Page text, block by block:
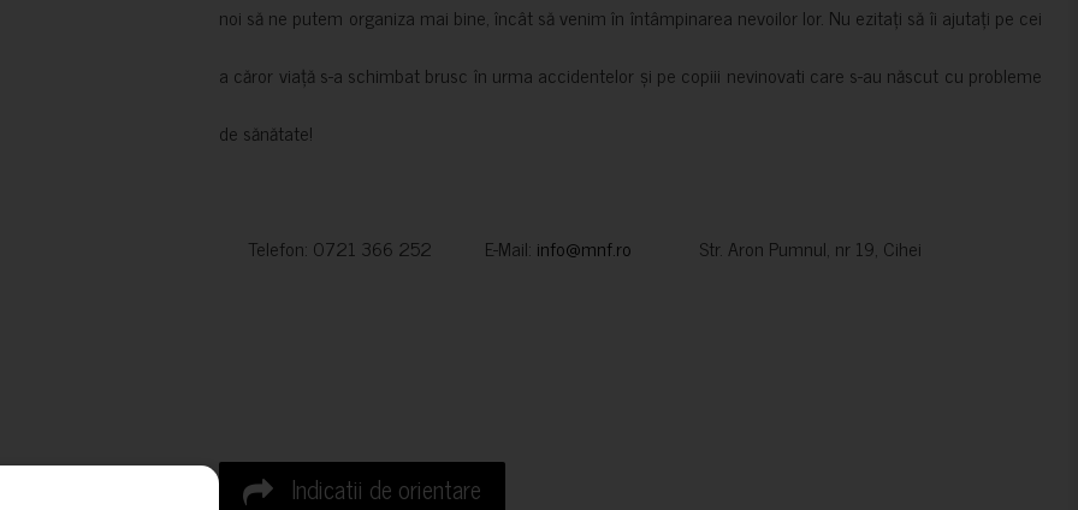
noi să ne putem organiza mai bine, încât să venim în întâmpinarea nevoilor lor. Nu ezitați să îi ajutați pe cei
a căror viață s-a schimbat brusc în urma accidentelor și pe copiii nevinovati care s-au născut cu probleme
de sănătate!
Telefon: 0721 366 252 E-Mail: info@mnf.ro Str. Aron Pumnul, nr 19, Cihei
Indicatii de orientare